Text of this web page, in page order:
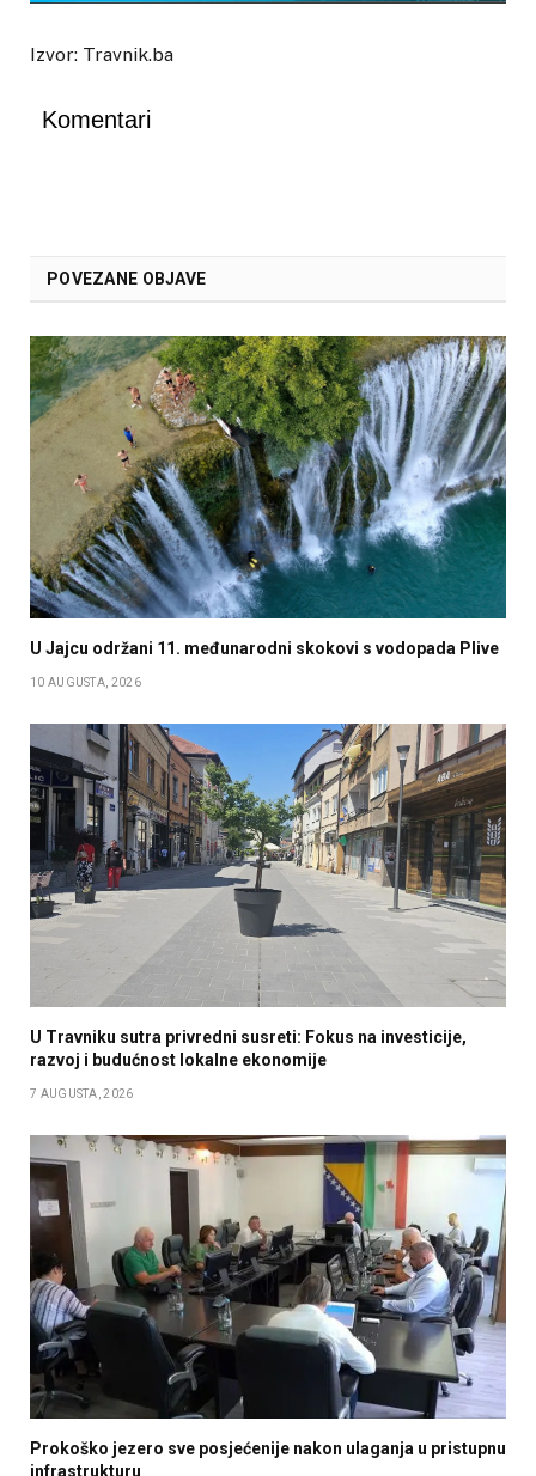
Izvor: Travnik.ba
Komentari
POVEZANE OBJAVE
U Jajcu održani 11. međunarodni skokovi s vodopada Plive
10 AUGUSTA, 2026
U Travniku sutra privredni susreti: Fokus na investicije,
razvoj i budućnost lokalne ekonomije
7 AUGUSTA, 2026
Prokoško jezero sve posjećenije nakon ulaganja u pristupnu
infrastrukturu